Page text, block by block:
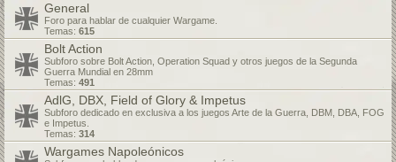
General
Foro para hablar de cualquier Wargame.
Temas: 615
Bolt Action
Subforo sobre Bolt Action, Operation Squad y otros juegos de la Segunda
Guerra Mundial en 28mm
Temas: 491
AdlG, DBX, Field of Glory & Impetus
Subforo dedicado en exclusiva a los juegos Arte de la Guerra, DBM, DBA, FOG
e Impetus.
Temas: 314
Wargames Napoleónicos